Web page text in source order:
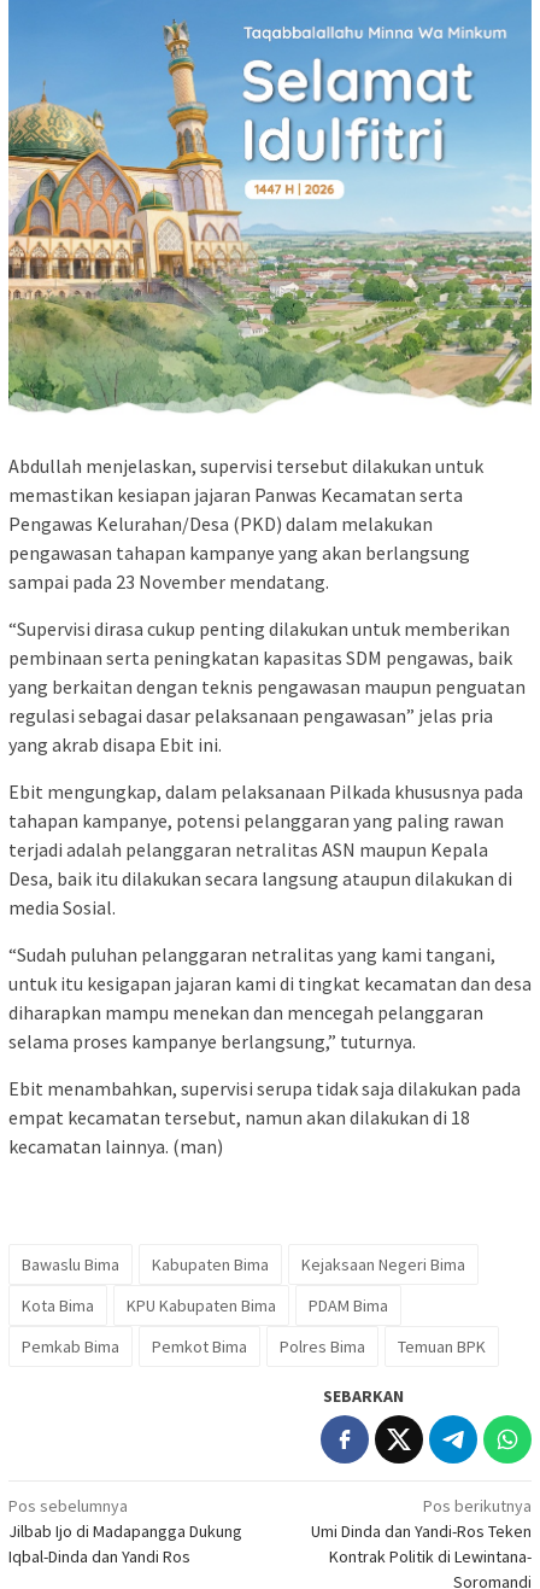
Abdullah menjelaskan, supervisi tersebut dilakukan untuk
memastikan kesiapan jajaran Panwas Kecamatan serta
Pengawas Kelurahan/Desa (PKD) dalam melakukan
pengawasan tahapan kampanye yang akan berlangsung
sampai pada 23 November mendatang.
“Supervisi dirasa cukup penting dilakukan untuk memberikan
pembinaan serta peningkatan kapasitas SDM pengawas, baik
yang berkaitan dengan teknis pengawasan maupun penguatan
regulasi sebagai dasar pelaksanaan pengawasan” jelas pria
yang akrab disapa Ebit ini.
Ebit mengungkap, dalam pelaksanaan Pilkada khususnya pada
tahapan kampanye, potensi pelanggaran yang paling rawan
terjadi adalah pelanggaran netralitas ASN maupun Kepala
Desa, baik itu dilakukan secara langsung ataupun dilakukan di
media Sosial.
“Sudah puluhan pelanggaran netralitas yang kami tangani,
untuk itu kesigapan jajaran kami di tingkat kecamatan dan desa
diharapkan mampu menekan dan mencegah pelanggaran
selama proses kampanye berlangsung,” tuturnya.
Ebit menambahkan, supervisi serupa tidak saja dilakukan pada
empat kecamatan tersebut, namun akan dilakukan di 18
kecamatan lainnya. (man)
Bawaslu Bima Kabupaten Bima
Kejaksaan Negeri Bima
Kota Bima
KPU Kabupaten Bima
PDAM Bima
Pemkab Bima
Pemkot Bima Polres Bima Temuan BPK
SEBARKAN
Navigasi
pos
Pos sebelumnya
Jilbab Ijo di Madapangga Dukung
Iqbal-Dinda dan Yandi Ros
Pos berikutnya
Umi Dinda dan Yandi-Ros Teken
Kontrak Politik di Lewintana-
Soromandi